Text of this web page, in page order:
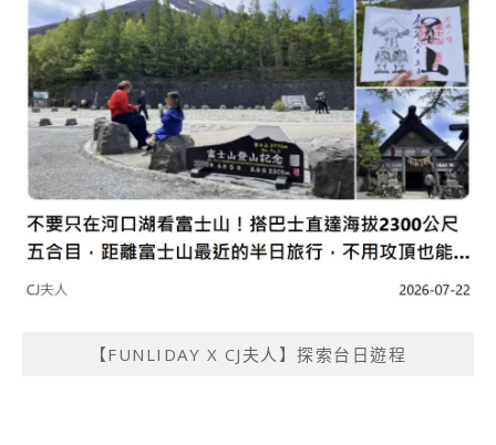
【FUNLIDAY X CJ夫人】探索台日遊程